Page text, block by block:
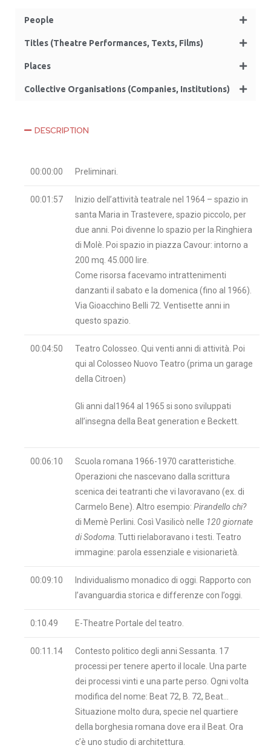
People
Titles (Theatre Performances, Texts, Films)
Places
Collective Organisations (Companies, Institutions)
DESCRIPTION
00:00:00 Preliminari.
00:01:57
Inizio dell’attività teatrale nel 1964 – spazio in
santa Maria in Trastevere, spazio piccolo, per
due anni. Poi divenne lo spazio per la Ringhiera
di Molè. Poi spazio in piazza Cavour: intorno a
200 mq. 45.000 lire.
Come risorsa facevamo intrattenimenti
danzanti il sabato e la domenica (fino al 1966).
Via Gioacchino Belli 72. Ventisette anni in
questo spazio.
00:04:50
Teatro Colosseo. Qui venti anni di attività. Poi
qui al Colosseo Nuovo Teatro (prima un garage
della Citroen)
Gli anni dal1964 al 1965 si sono sviluppati
all’insegna della Beat generation e Beckett.
00:06:10
Scuola romana 1966-1970 caratteristiche.
Operazioni che nascevano dalla scrittura
scenica dei teatranti che vi lavoravano (ex. di
Carmelo Bene). Altro esempio: Pirandello chi?
di Memè Perlini. Così Vasilicò nelle 120 giornate
di Sodoma . Tutti rielaboravano i testi. Teatro
immagine: parola essenziale e visionarietà.
00:09:10
Individualismo monadico di oggi. Rapporto con
l’avanguardia storica e differenze con l’oggi.
0:10.49 E-Theatre Portale del teatro.
00:11.14
Contesto politico degli anni Sessanta. 17
processi per tenere aperto il locale. Una parte
dei processi vinti e una parte perso. Ogni volta
modifica del nome: Beat 72, B. 72, Beat…
Situazione molto dura, specie nel quartiere
della borghesia romana dove era il Beat. Ora
c’è uno studio di architettura.